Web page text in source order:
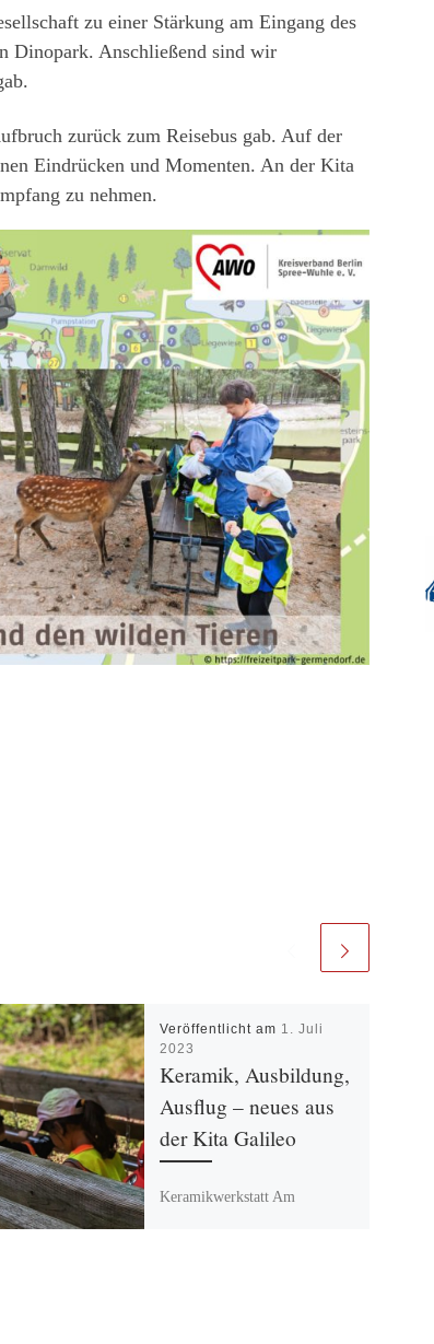
zu einer Stärkung am Eingang des
Dinopark. Anschließend sind wir
zurück zum Reisebus gab. Auf der
Eindrücken und Momenten. An der Kita
zu nehmen.
Veröffentlicht am 1. Juli
2023
Keramik, Ausbildung,
Ausflug – neues aus
der Kita Galileo
Keramikwerkstatt Am